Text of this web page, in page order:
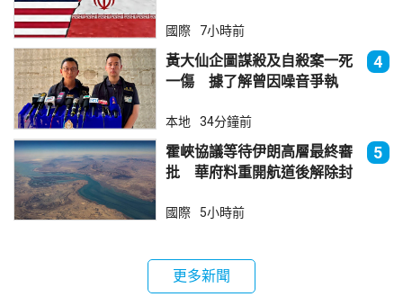
國際 7小時前
黃大仙企圖謀殺及自殺案一死
一傷 據了解曾因噪音爭執
4
本地 34分鐘前
霍峽協議等待伊朗高層最終審
批 華府料重開航道後解除封
5
國際 5小時前
更多新聞